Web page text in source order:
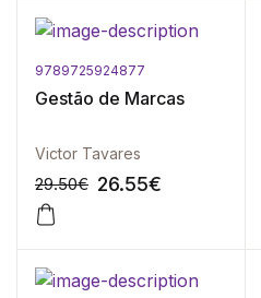
9789725924877
Gestão de Marcas
Victor Tavares
29.50€ 26.55€